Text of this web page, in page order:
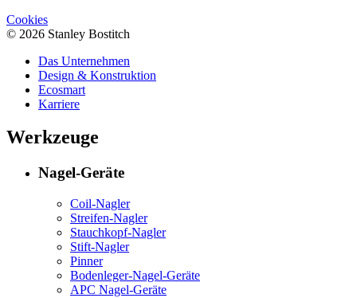
Cookies
© 2026 Stanley Bostitch
Das Unternehmen
Design & Konstruktion
Ecosmart
Karriere
Werkzeuge
Nagel-Geräte
Coil-Nagler
Streifen-Nagler
Stauchkopf-Nagler
Stift-Nagler
Pinner
Bodenleger-Nagel-Geräte
APC Nagel-Geräte